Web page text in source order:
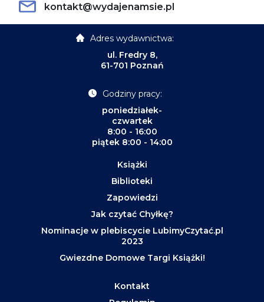
kontakt@wydajenamsie.pl
Adres wydawnictwa:
ul. Fredry 8,
61-701 Poznań
Godziny pracy:
poniedziałek-
czwartek
8:00 - 16:00
piątek 8:00 - 14:00
Książki
Biblioteki
Zapowiedzi
Jak czytać Chyłkę?
Nominacje w plebiscycie LubimyCzytać.pl
2023
Gwiezdne Domowe Targi Książki!
Kontakt